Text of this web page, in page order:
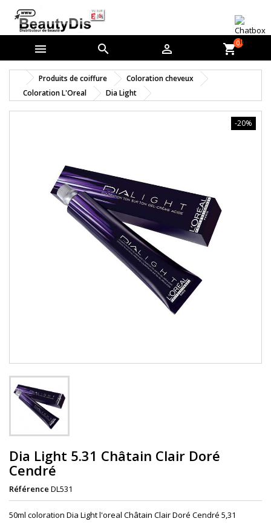
   shopping_cart0
Produits de coiffure
Coloration cheveux
Coloration L'Oreal
Dia Light
-20%
Dia Light 5.31 Châtain Clair Doré
Cendré
Référence DL531
50ml coloration Dia Light l'oreal Châtain Clair Doré Cendré 5,31